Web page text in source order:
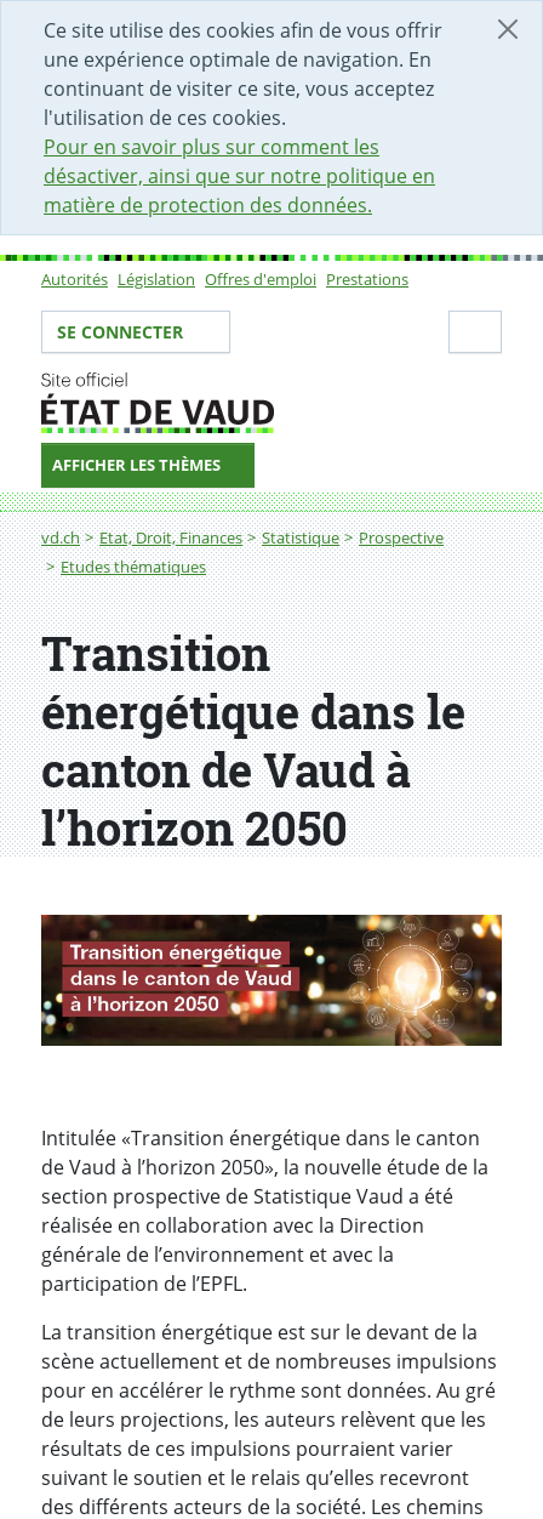
Ce site utilise des cookies afin de vous offrir
une expérience optimale de navigation. En
continuant de visiter ce site, vous acceptez
l'utilisation de ces cookies.
Pour en savoir plus sur comment les
désactiver, ainsi que sur notre politique en
matière de protection des données.
DÉBUT DU CONTENU DE LA PAGE
ACCÈS AU CHAMP DE RECHERCHE
PAGE D'ACCUEIL
FORMULAIRE DE CONTACT
Sous-navigation
Autorités Législation Offres d'emploi Prestations
Votre identité
SE CONNECTER
AFFICHER LES THÈMES
Fil d'Ariane
vd.ch Etat, Droit, Finances Statistique
Prospective
Etudes thématiques
Transition énergétique dans le canton de Vaud à
Transition
énergétique dans le
canton de Vaud à
l’horizon 2050
Intitulée «Transition énergétique dans le canton
de Vaud à l’horizon 2050», la nouvelle étude de la
section prospective de Statistique Vaud a été
réalisée en collaboration avec la Direction
générale de l’environnement et avec la
participation de l’EPFL.
La transition énergétique est sur le devant de la
scène actuellement et de nombreuses impulsions
pour en accélérer le rythme sont données. Au gré
de leurs projections, les auteurs relèvent que les
résultats de ces impulsions pourraient varier
suivant le soutien et le relais qu’elles recevront
des différents acteurs de la société. Les chemins